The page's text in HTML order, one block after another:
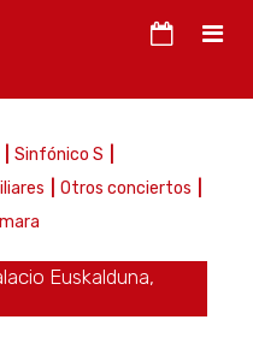
Sinfónico S
Otros conciertos
Euskalduna,